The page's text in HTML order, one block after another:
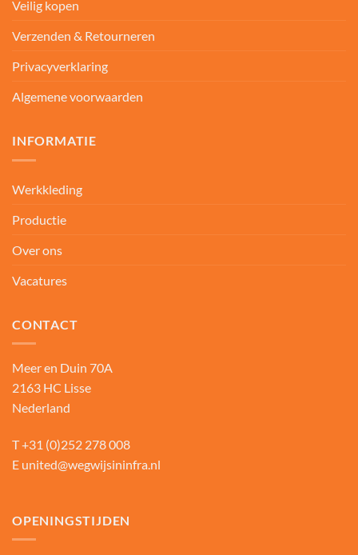
Veilig kopen
Verzenden & Retourneren
Privacyverklaring
Algemene voorwaarden
INFORMATIE
Werkkleding
Productie
Over ons
Vacatures
CONTACT
Meer en Duin 70A
2163 HC Lisse
Nederland
T+31 (0)252 278 008
E united@wegwijsininfra.nl
OPENINGSTIJDEN